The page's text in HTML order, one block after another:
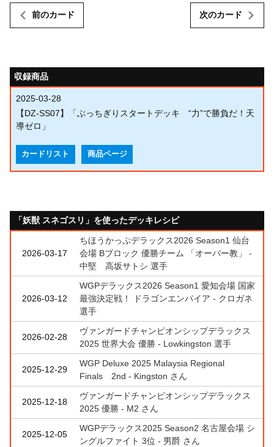
前のカード 次のカード
収録商品
2025-03-28
【DZ-SS07】「ぶっちぎりスタートデッキ “力”で勝負だ！天
導ゼロ」
カードリスト 商品ページ
「妖獣 スネゴスリ」を使ったデッキレシピ
2026-03-17
ちほうかっぷデラックス2026 Season1 仙台
会場 Bブロック 優勝チーム 「オーバー教」 -
中堅 高坂サトシ 選手
2026-03-12
WGPデラックス2026 Season1 愛知会場 国家
最強決定戦！ ドラゴンエンパイア - クロガネ
選手
2026-02-28
ヴァンガードチャンピオンシップデラックス
2025 世界大会 優勝 - Lowkingston 選手
2025-12-29
WGP Deluxe 2025 Malaysia Regional
Finals 2nd - Kingston さん
2025-12-18
ヴァンガードチャンピオンシップデラックス
2025 優勝 - M2 さん
2025-12-05
WGPデラックス2025 Season2 名古屋会場 シ
ングルファイト 3位 - 男爵 さん